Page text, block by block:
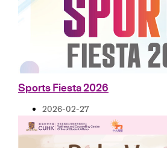
Sports Fiesta 2026
2026-02-27